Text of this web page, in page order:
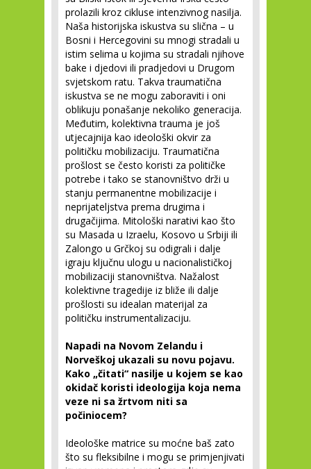
prolazili kroz cikluse intenzivnog nasilja.
Naša historijska iskustva su slična – u
Bosni i Hercegovini su mnogi stradali u
istim selima u kojima su stradali njihove
bake i djedovi ili pradjedovi u Drugom
svjetskom ratu. Takva traumatična
iskustva se ne mogu zaboraviti i oni
oblikuju ponašanje nekoliko generacija.
Međutim, kolektivna trauma je još
utjecajnija kao ideološki okvir za
političku mobilizaciju. Traumatična
prošlost se često koristi za političke
potrebe i tako se stanovništvo drži u
stanju permanentne mobilizacije i
neprijateljstva prema drugima i
drugačijima. Mitološki narativi kao što
su Masada u Izraelu, Kosovo u Srbiji ili
Zalongo u Grčkoj su odigrali i dalje
igraju ključnu ulogu u nacionalističkoj
mobilizaciji stanovništva. Nažalost
kolektivne tragedije iz bliže ili dalje
prošlosti su idealan materijal za
političku instrumentalizaciju.
Napadi na Novom Zelandu i
Norveškoj ukazali su novu pojavu.
Kako „čitati“ nasilje u kojem se kao
okidač koristi ideologija koja nema
veze ni sa žrtvom niti sa
počiniocem?
Ideološke matrice su moćne baš zato
što su fleksibilne i mogu se primjenjivati